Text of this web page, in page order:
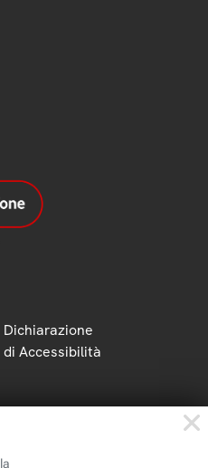
Dichiarazione
di Accessibilità